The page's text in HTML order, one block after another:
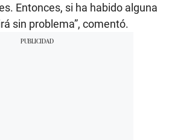
Entonces, si ha habido alguna
sin problema”, comentó.